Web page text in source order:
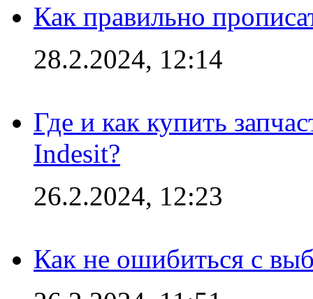
Как правильно
28.2.2024, 12:14
Где и как купить
Indesit?
26.2.2024, 12:23
Как не ошибиться с